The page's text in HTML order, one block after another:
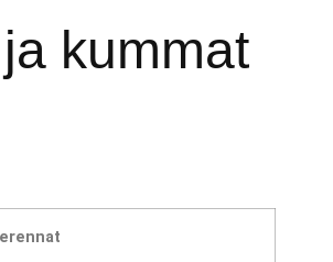
kummat